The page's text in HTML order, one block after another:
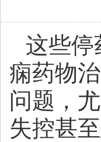
这些停
痫药物
问题，
失控甚